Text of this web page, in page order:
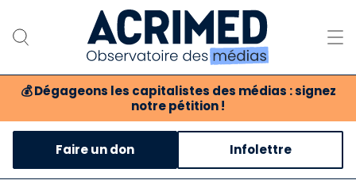
💰 Dégageons les capitalistes des médias : signez
notre pétition !
Notre association
Notre critique des médias
Faire un don Infolettre